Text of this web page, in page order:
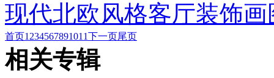
现代北欧风格客厅装饰画
首页1234567891011下一页尾页
相关专辑